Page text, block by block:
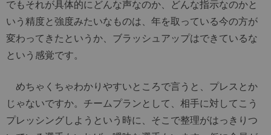
でもそれが具体的にどんな声なのか、どんな指示なのかと
いう精度と強度みたいなものは、年を取っている今の方が
変わってきたというか、ブラッシュアップはできているな
という感覚です。
めちゃくちゃわかりやすいところで言うと、プレスとか
じゃないですか。チームプランとして、相手に対してこう
プレッシングしようという時に、そこで整理がはっきりつ